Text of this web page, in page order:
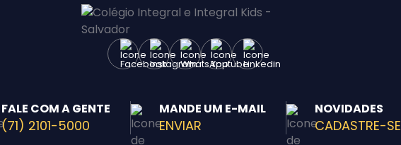
FALE COM A GENTE
(71) 2101-5000
MANDE UM E-MAIL
ENVIAR
NOVIDADES
CADASTRE-SE